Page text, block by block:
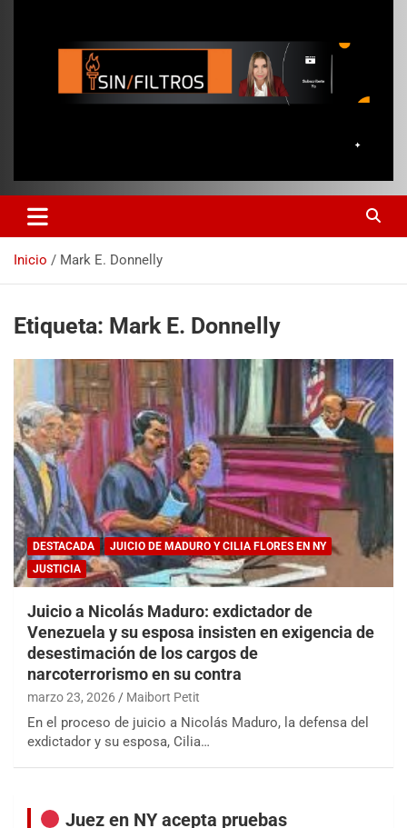
Inicio Mark E. Donnelly
Etiqueta: Mark E. Donnelly
DESTACADA
JUICIO DE MADURO Y CILIA FLORES EN NY
JUSTICIA
Juicio a Nicolás Maduro: exdictador de
Venezuela y su esposa insisten en exigencia de
desestimación de los cargos de
narcoterrorismo en su contra
marzo 23, 2026 Maibort Petit
En el proceso de juicio a Nicolás Maduro, la defensa del
exdictador y su esposa, Cilia…
Juez en NY acepta pruebas